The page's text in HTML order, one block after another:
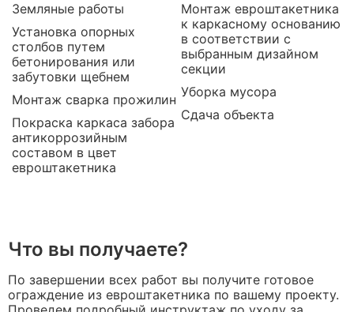
Земляные работы
Установка опорных
столбов путем
бетонирования или
забутовки щебнем
Монтаж сварка прожилин
Покраска каркаса забора
антикоррозийным
составом в цвет
евроштакетника
Монтаж евроштакетника
к каркасному основанию
в соответствии с
выбранным дизайном
секции
Уборка мусора
Сдача объекта
Что вы получаете?
По завершении всех работ вы получите готовое
ограждение из евроштакетника по вашему проекту.